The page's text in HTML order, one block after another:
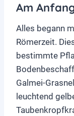
Am
Alles begann
Römerzeit.
bestimmte
Galmei-
leuchtend